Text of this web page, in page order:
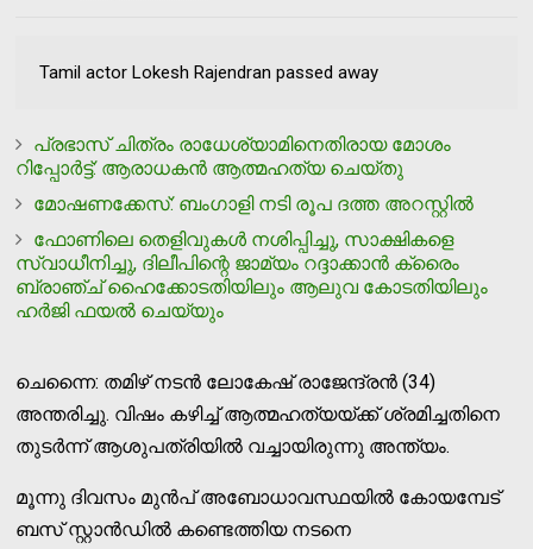
Tamil actor Lokesh Rajendran passed away
പ്രഭാസ് ചിത്രം രാധേശ്യാമിനെതിരായ മോശം
റിപ്പോര്‍ട്ട്: ആരാധകന്‍ ആത്മഹത്യ ചെയ്തു
മോഷണക്കേസ്: ബംഗാളി നടി രൂപ ദത്ത അറസ്റ്റില്‍
ഫോണിലെ തെളിവുകള്‍ നശിപ്പിച്ചു, സാക്ഷികളെ
സ്വാധീനിച്ചു, ദിലീപിന്റെ ജാമ്യം റദ്ദാക്കാന്‍ ക്രൈം
ബ്രാഞ്ച് ഹൈക്കോടതിയിലും ആലുവ കോടതിയിലും
ഹര്‍ജി ഫയല്‍ ചെയ്യും
ചെന്നൈ: തമിഴ് നടന്‍ ലോകേഷ് രാജേന്ദ്രന്‍ (34)
അന്തരിച്ചു. വിഷം കഴിച്ച് ആത്മഹത്യയ്ക്ക് ശ്രമിച്ചതിനെ
തുടര്‍ന്ന് ആശുപത്രിയില്‍ വച്ചായിരുന്നു അന്ത്യം.
മൂന്നു ദിവസം മുന്‍പ് അബോധാവസ്ഥയില്‍ കോയമ്പേട്
ബസ് സ്റ്റാന്‍ഡില്‍ കണ്ടെത്തിയ നടനെ